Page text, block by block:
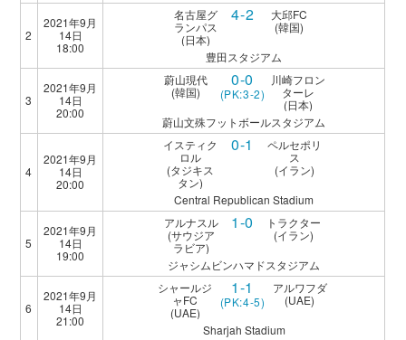
2
2021年9月
14日
18:00
名古屋グ
ランパス
(日本)
4-2
大邱FC
(韓国)
豊田スタジアム
3
2021年9月
14日
20:00
蔚山現代
(韓国)
0-0
(PK:3-2)
川崎フロン
ターレ
(日本)
蔚山文殊フットボールスタジアム
4
2021年9月
14日
20:00
イスティク
ロル
(タジキス
タン)
0-1
ペルセポリ
ス
(イラン)
Central Republican Stadium
5
2021年9月
14日
19:00
アルナスル
(サウジア
ラビア)
1-0
トラクター
(イラン)
ジャシムビンハマドスタジアム
6
2021年9月
14日
21:00
シャールジ
ャFC
(UAE)
1-1
(PK:4-5)
アルワフダ
(UAE)
Sharjah Stadium